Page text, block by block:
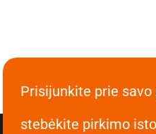
Prisijunkite prie savo
stebėkite pirkimo